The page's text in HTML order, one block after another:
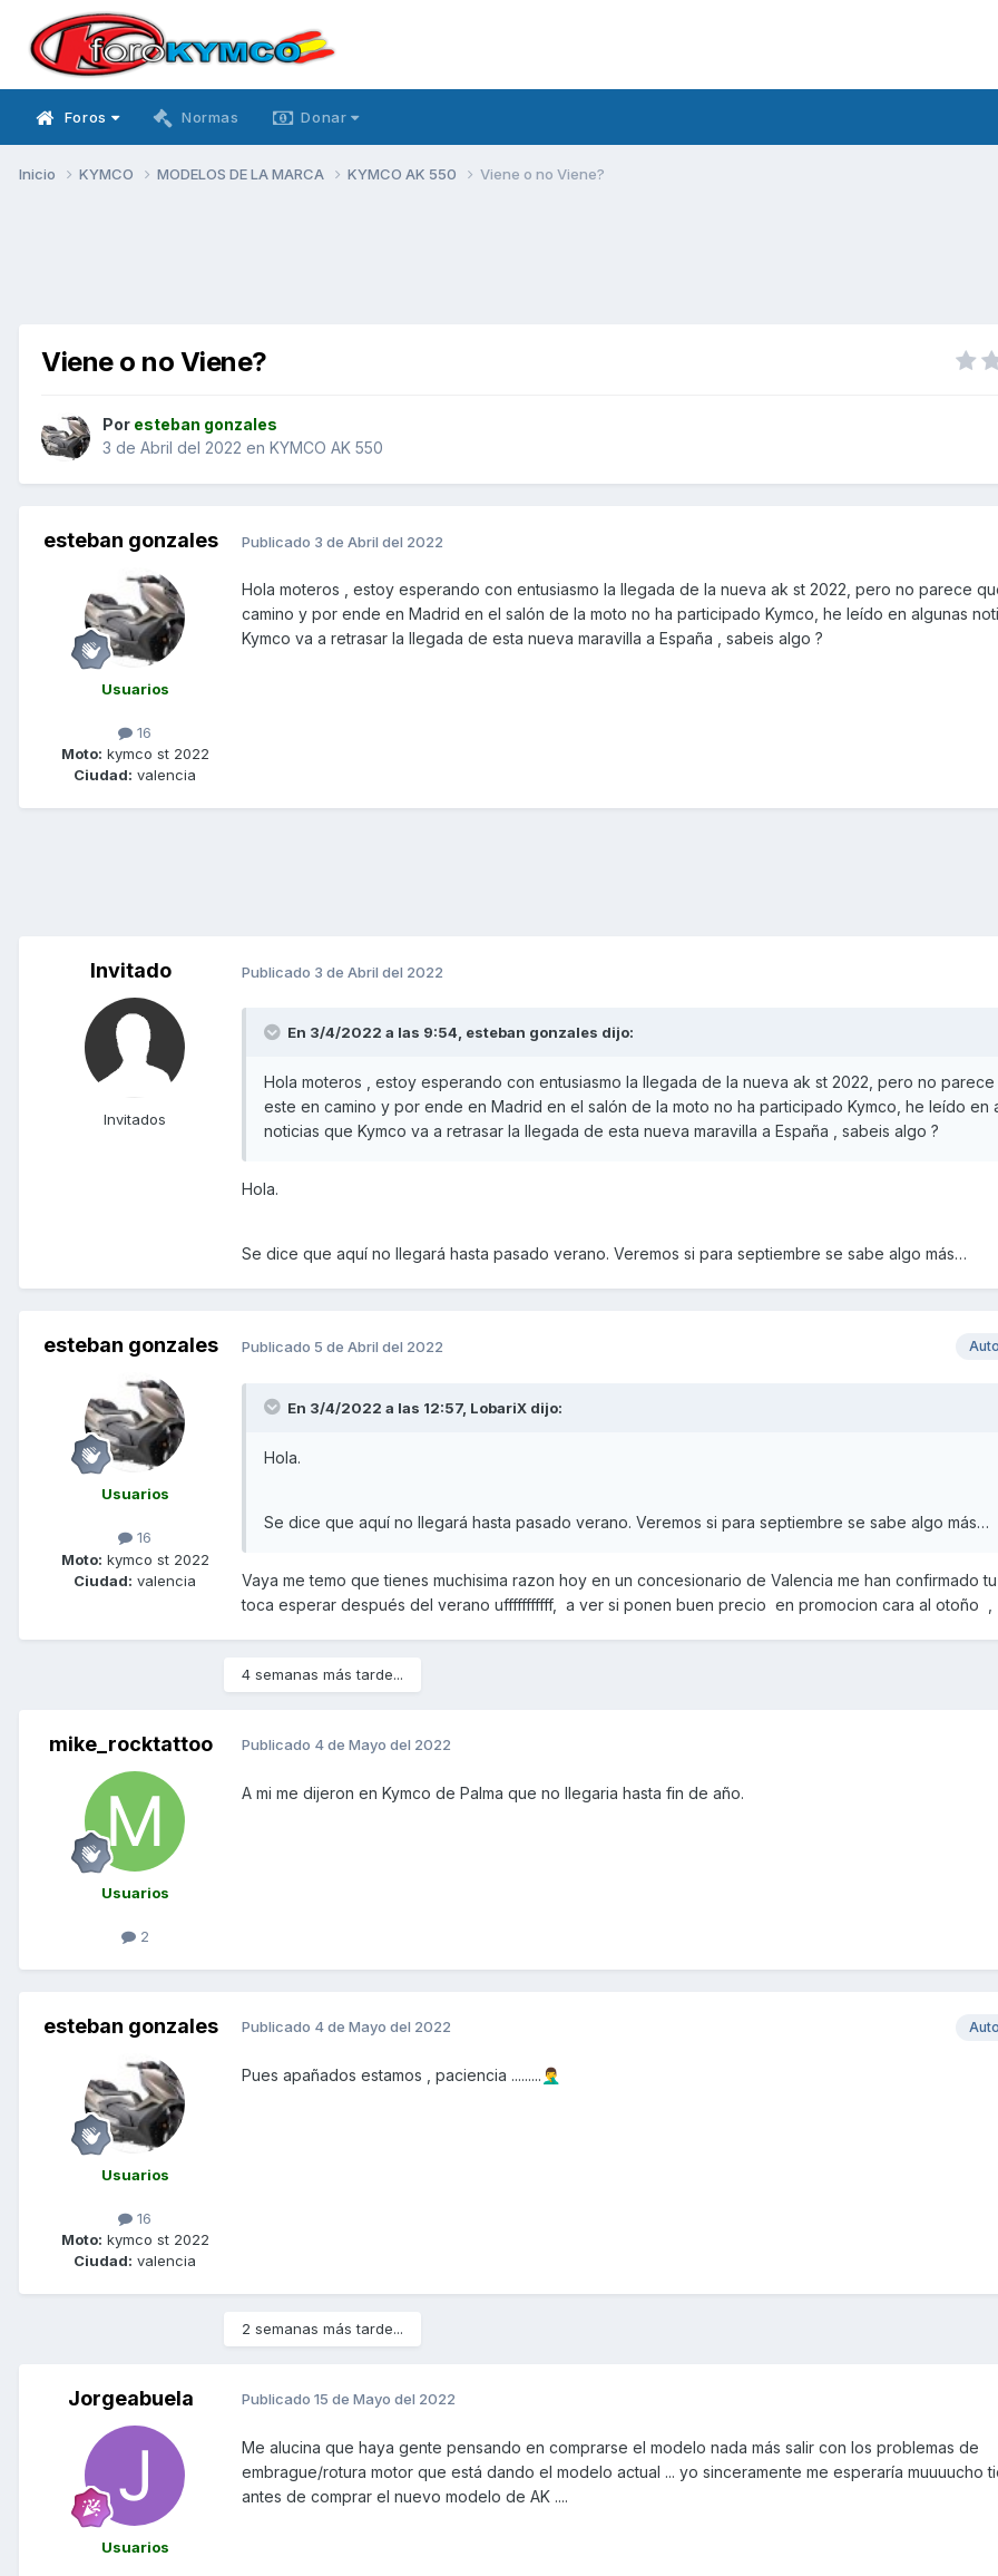
Foros Normas Donar
Inicio KYMCO MODELOS DE LA MARCA KYMCO AK 550 Viene o no Viene?
Viene o no Viene?
Por esteban gonzales
3 de Abril del 2022 en KYMCO AK 550
esteban gonzales
Usuarios
16
Moto: kymco st 2022
Ciudad: valencia
Publicado 3 de Abril del 2022
Hola moteros , estoy esperando con entusiasmo la llegada de la nueva ak st 2022, pero no parece
camino y por ende en Madrid en el salón de la moto no ha participado Kymco, he leído en algunas
Kymco va a retrasar la llegada de esta nueva maravilla a España , sabeis algo ?
Invitado
Invitados
Publicado 3 de Abril del 2022
En 3/4/2022 a las 9:54, esteban gonzales dijo:
Hola moteros , estoy esperando con entusiasmo la llegada de la nueva ak st 2022, pero no parece
este en camino y por ende en Madrid en el salón de la moto no ha participado Kymco, he leído en
noticias que Kymco va a retrasar la llegada de esta nueva maravilla a España , sabeis algo ?
Hola.
Se dice que aquí no llegará hasta pasado verano. Veremos si para septiembre se sabe algo más…
esteban gonzales
Usuarios
16
Moto: kymco st 2022
Ciudad: valencia
Publicado 5 de Abril del 2022
En 3/4/2022 a las 12:57, LobariX dijo:
Hola.
Se dice que aquí no llegará hasta pasado verano. Veremos si para septiembre se sabe algo más…
Vaya me temo que tienes muchisima razon hoy en un concesionario de Valencia me han confirmado tu
toca esperar después del verano ufffffffffff, a ver si ponen buen precio en promocion cara al otoño ,
4 semanas más tarde...
mike_rocktattoo
Usuarios
2
Publicado 4 de Mayo del 2022
A mi me dijeron en Kymco de Palma que no llegaria hasta fin de año.
esteban gonzales
Usuarios
16
Moto: kymco st 2022
Ciudad: valencia
Publicado 4 de Mayo del 2022
Pues apañados estamos , paciencia ......... 🤦‍♂️
2 semanas más tarde...
Jorgeabuela
Usuarios
Publicado 15 de Mayo del 2022
Me alucina que haya gente pensando en comprarse el modelo nada más salir con los problemas de
embrague/rotura motor que está dando el modelo actual ... yo sinceramente me esperaría muuuucho
antes de comprar el nuevo modelo de AK ....